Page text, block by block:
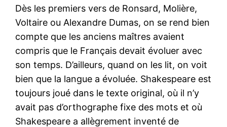
Dès les premiers vers de Ronsard, Molière,
Voltaire ou Alexandre Dumas, on se rend bien
compte que les anciens maîtres avaient
compris que le Français devait évoluer avec
son temps. D’ailleurs, quand on les lit, on voit
bien que la langue a évoluée. Shakespeare est
toujours joué dans le texte original, où il n’y
avait pas d’orthographe fixe des mots et où
Shakespeare a allègrement inventé de